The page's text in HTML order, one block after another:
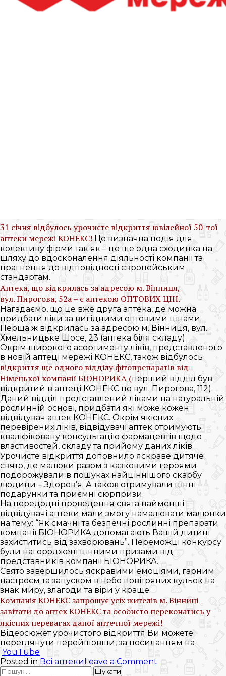
31 січня відбулось урочисте відкриття ювілейної 50-тої
аптеки мережі КОНЕКС! Це визначна подія для
колективу фірми так як – це ще одна сходинка на
шляху до вдосконалення діяльності компанії та
прагнення до відповідності європейським
стандартам.
Аптека, що відкрилась за адресою м. Вінниця,
вул. Пирогова, 52а – є аптекою ОПТОВИХ ЦІН.
Нагадаємо, що це вже друга аптека, де можна
придбати ліки за вигідними оптовими цінами.
Перша ж відкрилась за адресою м. Вінниця, вул.
Хмельницьке Шосе, 23 (аптека біля складу).
Окрім широкого асортименту ліків, представленого
в новій аптеці мережі КОНЕКС, також відбулось
відкриття ще одного відділу фітопрепаратів від
Німецької компанії БІОНОРИКА (перший відділ був
відкритий в аптеці КОНЕКС по вул. Пирогова, 112).
Даний відділ представлений ліками на натуральній
рослинній основі, придбати які може кожен
відвідувач аптек КОНЕКС. Окрім якісних
перевірених ліків, відвідувачі аптек отримують
кваліфіковану консультацію фармацевтів щодо
властивостей, складу та прийому даних ліків.
Урочисте відкриття доповнило яскраве дитяче
свято, де малюки разом з казковими героями
подорожували в пошуках найціннішого скарбу
людини – Здоров’я. А також отримували цінні
подарунки та приємні сюрпризи.
На передодні проведення свята найменші
відвідувачі аптеки мали змогу намалювати малюнки
на тему: “Як смачні та безпечні рослинні препарати
компанії БІОНОРИКА допомагають Вашій дитині
захиститись від захворювань”. Переможці конкурсу
були нагороджені цінними призами від
представників компанії БІОНОРИКА.
Свято завершилось яскравими емоціями, гарним
настроєм та запуском в небо повітряних кульок на
знак миру, злагоди та віри у краще.
Компанія КОНЕКС запрошує усіх жителів м. Вінниці
завітати до аптек КОНЕКС та особисто переконатись у
якісних перевагах даної аптечної мережі!
Відеосюжет урочистого відкриття Ви можете
переглянути перейшовши, за посиланням на
YouTube
Posted in Всі аптекиLeave a Comment
Пошук: